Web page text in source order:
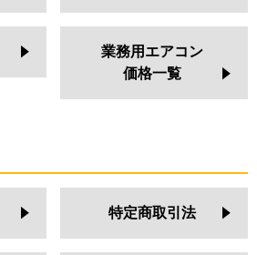
業務用エアコン
価格一覧
特定商取引法